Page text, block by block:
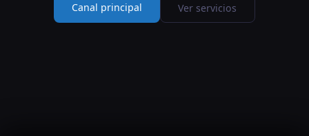
Canal principal Ver servicios